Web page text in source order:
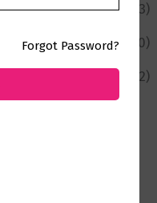
(43)
(110)
(12)
Forgot Password?